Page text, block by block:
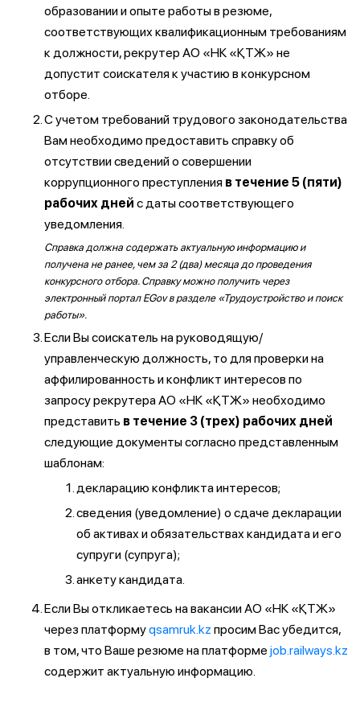
образовании и опыте работы в резюме,
соответствующих квалификационным требованиям
к должности, рекрутер АО «НК «ҚТЖ» не
допустит соискателя к участию в конкурсном
отборе.
С учетом требований трудового законодательства
Вам необходимо предоставить справку об
отсутствии сведений о совершении
коррупционного преступления в течение 5 (пяти)
рабочих дней с даты соответствующего
уведомления.
Справка должна содержать актуальную информацию и
получена не ранее, чем за 2 (два) месяца до проведения
конкурсного отбора. Справку можно получить через
электронный портал EGov в разделе «Трудоустройство и поиск
работы».
Если Вы соискатель на руководящую/
управленческую должность, то для проверки на
аффилированность и конфликт интересов по
запросу рекрутера АО «НК «ҚТЖ» необходимо
представить в течение 3 (трех) рабочих дней
следующие документы согласно представленным
шаблонам:
декларацию конфликта интересов;
сведения (уведомление) о сдаче декларации
об активах и обязательствах кандидата и его
супруги (супруга);
анкету кандидата.
Если Вы откликаетесь на вакансии АО «НК «ҚТЖ»
через платформуqsamruk.kz просим Вас убедится,
в том, что Ваше резюме на платформе job.railways.kz
содержит актуальную информацию.